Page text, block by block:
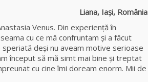
Iași, România
Venus. Din experienţă în
cu ce mă confruntam şi a făcut
deși nu aveam motive serioase
început să mă simt mai bine şi treptat
cu cine îmi doream enorm. Mii de